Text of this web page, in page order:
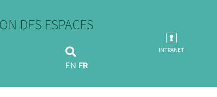
DES ESPACES
EN FR
INTRANET